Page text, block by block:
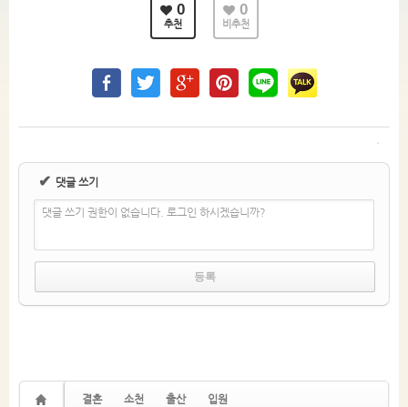
0
추천
0
비추천
✔ 댓글 쓰기
댓글 쓰기 권한이 없습니다. 로그인 하시겠습니까?
결혼 소천 출산 입원